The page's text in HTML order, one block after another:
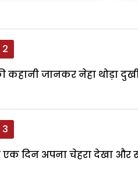
कहानी जानकर नेहा थोड़ा
दिन अपना चेहरा देखा और